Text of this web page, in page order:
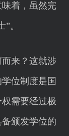
着，虽然完
。
来？这就涉
位制度是国
需要经过极
颁发学位的